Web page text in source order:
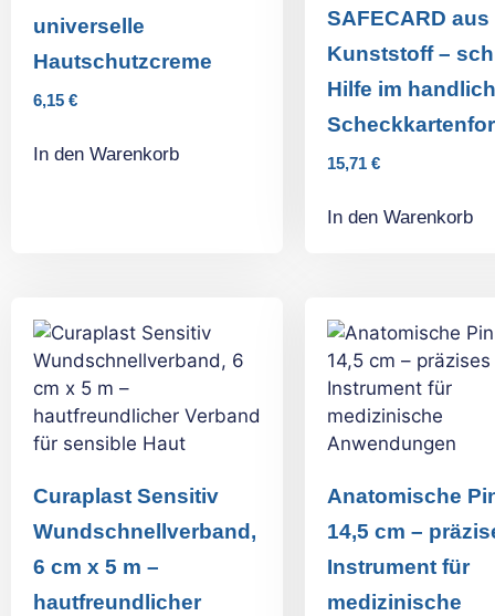
universelle
Hautschutzcreme
6,15 €
In den Warenkorb
SAFECARD aus
Kunststoff –
Hilfe im
15,71 €
In den Warenkorb
Curaplast Sensitiv
Wundschnellverband,
6 cm x 5 m –
hautfreundlicher
Anatomische
14,5 cm –
Instrument für
medizinische